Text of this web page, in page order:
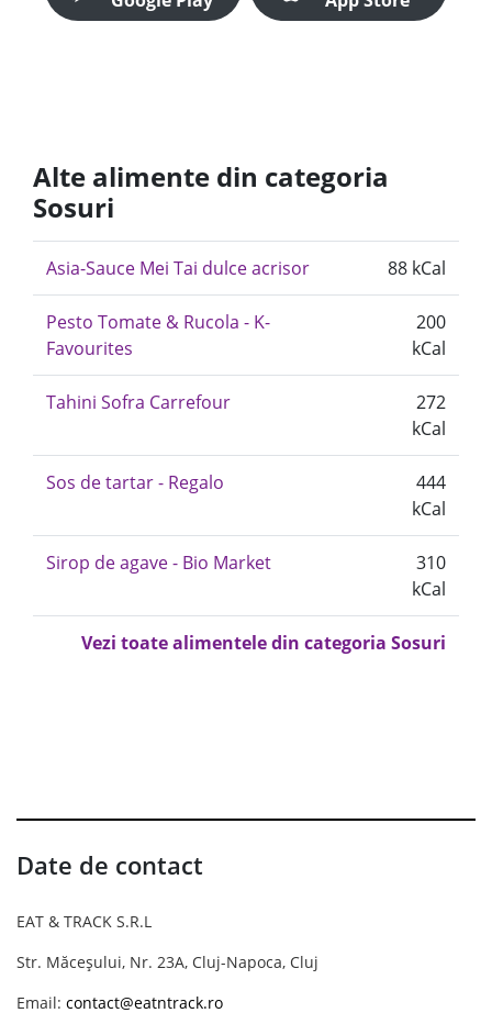
Alte alimente din categoria
Sosuri
Asia-Sauce Mei Tai dulce acrisor 88 kCal
Pesto Tomate & Rucola - K-
Favourites
200
kCal
Tahini Sofra Carrefour
272
kCal
Sos de tartar - Regalo
444
kCal
Sirop de agave - Bio Market
310
kCal
Vezi toate alimentele din categoria Sosuri
Date de contact
EAT & TRACK S.R.L
Str. Măceșului, Nr. 23A, Cluj-Napoca, Cluj
Email: contact@eatntrack.ro